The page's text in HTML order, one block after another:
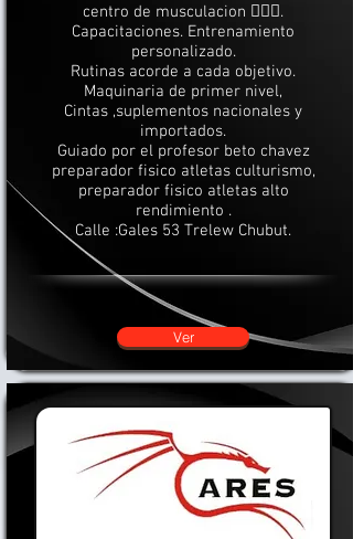
centro de musculacion 🏋🏻‍♀️.
Capacitaciones. Entrenamiento
personalizado.
Rutinas acorde a cada objetivo.
Maquinaria de primer nivel,
Cintas ,suplementos nacionales y
importados.
Guiado por el profesor beto chavez
preparador fisico atletas culturismo,
preparador fisico atletas alto
rendimiento .
Calle :Gales 53 Trelew Chubut.
Ver